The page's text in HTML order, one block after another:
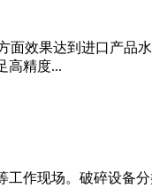
面效果达到进口产品
高精度...
作现场。破碎设备